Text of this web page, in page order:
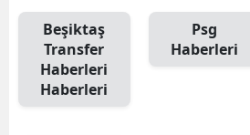
Beşiktaş
Transfer
Haberleri
Haberleri
Psg
Haberleri